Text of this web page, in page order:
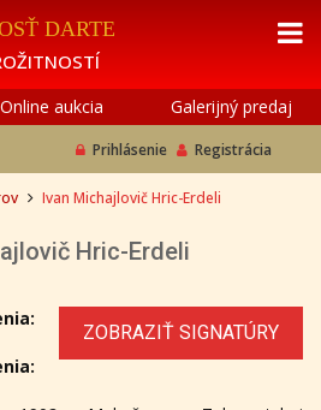
DARTE
Online aukcia Galerijný predaj
Prihlásenie Registrácia
Ivan Michajlovič Hric-Erdeli
Hric-Erdeli
ZOBRAZIŤ SIGNATÚRY